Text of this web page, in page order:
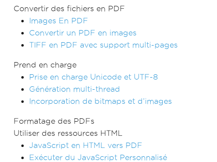
Convertir des fichiers en PDF
Images En PDF
Convertir un PDF en images
TIFF en PDF avec support multi-pages
Prend en charge
Prise en charge Unicode et UTF-8
Génération multi-thread
Incorporation de bitmaps et d’images
Formatage des PDFs
Utiliser des ressources HTML
JavaScript en HTML vers PDF
Exécuter du JavaScript Personnalisé